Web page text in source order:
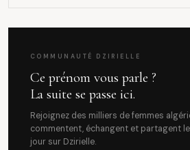
COMMUNAUTÉ DZIRIELLE
Ce prénom vous parle ?
La suite se passe ici.
Rejoignez des milliers de femmes
commentent, échangent et partagent
jour sur Dzirielle.